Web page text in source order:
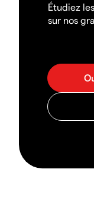
Étudiez
sur nos